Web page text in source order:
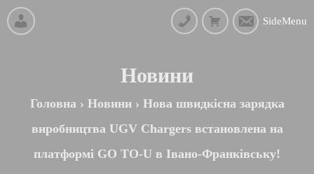
SideMenu
Новини
Головна › Новини› Нова швидкісна зарядка
виробництва UGV Chargers встановлена на
платформі GO TO-U в Івано-Франківську!